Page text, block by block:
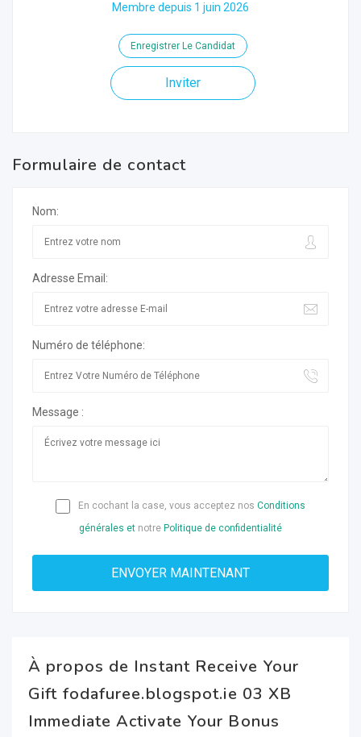
Membre depuis 1 juin 2026
Enregistrer Le Candidat
Inviter
Formulaire de contact
Nom:
Adresse Email:
Numéro de téléphone:
Message :
En cochant la case, vous acceptez nos Conditions
générales et notre Politique de confidentialité
À propos de Instant Receive Your
Gift fodafuree.blogspot.ie 03 XB
Immediate Activate Your Bonus